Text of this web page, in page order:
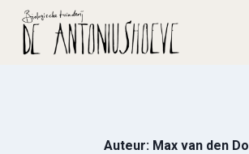
Doorgaan
naar
inhoud
Auteur: Max van den